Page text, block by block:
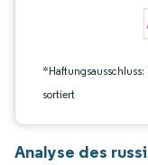
sortiert
Analyse des